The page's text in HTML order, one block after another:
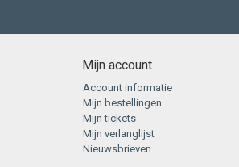
Mijn account
Account informatie
Mijn bestellingen
Mijn tickets
Mijn verlanglijst
Nieuwsbrieven